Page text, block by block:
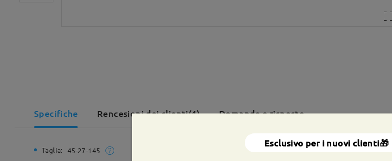
Specifiche Rencesioni dei clienti(4) Domande e risposte
Taglia: 45-27-145 132 mm Dimensione
Esclusivo per i nuovi clienti🎁